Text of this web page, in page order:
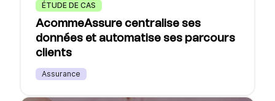
ÉTUDE DE CAS
AcommeAssure centralise ses
données et automatise ses parcours
clients
Assurance